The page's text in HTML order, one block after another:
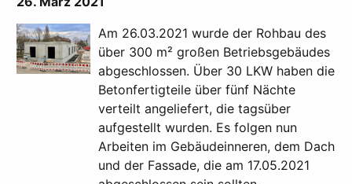
Am 26.03.2021 wurde der Rohbau des
über 300 m² großen Betriebsgebäudes
abgeschlossen. Über 30 LKW haben die
Betonfertigteile über fünf Nächte
verteilt angeliefert, die tagsüber
aufgestellt wurden. Es folgen nun
Arbeiten im Gebäudeinneren, dem Dach
und der Fassade, die am 17.05.2021